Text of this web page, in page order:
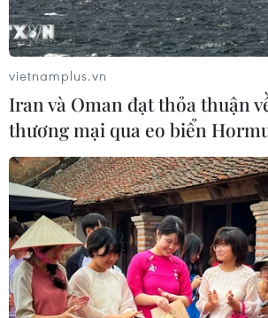
vietnamplus.vn
Iran và Oman đạt thỏa thuận
thương mại qua eo biển